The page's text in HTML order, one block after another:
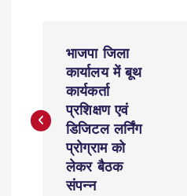
s
भाजपा जिला
कार्यालय में बूथ
कार्यकर्ता
प्रशिक्षण एवं
डिजिटल लर्निंग
प्रोग्राम को
लेकर बैठक
संपन्न